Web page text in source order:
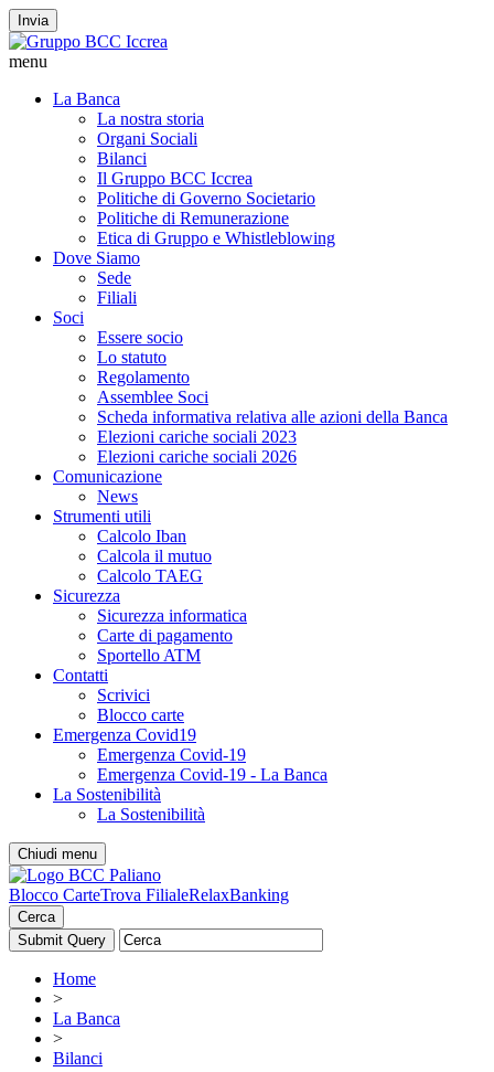
Invia
menu
La Banca
La nostra storia
Organi Sociali
Bilanci
Il Gruppo BCC Iccrea
Politiche di Governo Societario
Politiche di Remunerazione
Etica di Gruppo e Whistleblowing
Dove Siamo
Sede
Filiali
Soci
Essere socio
Lo statuto
Regolamento
Assemblee Soci
Scheda informativa relativa alle azioni della Banca
Elezioni cariche sociali 2023
Elezioni cariche sociali 2026
Comunicazione
News
Strumenti utili
Calcolo Iban
Calcola il mutuo
Calcolo TAEG
Sicurezza
Sicurezza informatica
Carte di pagamento
Sportello ATM
Contatti
Scrivici
Blocco carte
Emergenza Covid19
Emergenza Covid-19
Emergenza Covid-19 - La Banca
La Sostenibilità
La Sostenibilità
Chiudi menu
Blocco CarteTrova FilialeRelaxBanking
Cerca
Home
>
La Banca
>
Bilanci